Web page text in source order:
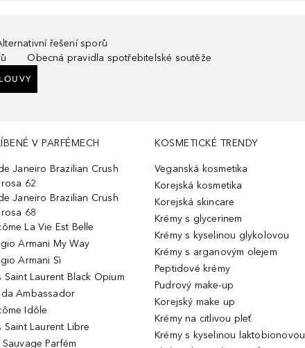
řešení sporů
Obecná pravidla spotřebitelské soutěže
V PARFÉMECH
Janeiro Brazilian Crush
62
Janeiro Brazilian Crush
68
La Vie Est Belle
Armani My Way
Armani Sì
Saint Laurent Black Opium
Ambassador
Idôle
Saint Laurent Libre
Parfém
KOSMETICKÉ TRENDY
Veganská kosmetika
Korejská kosmetika
Korejská skincare
Krémy s glycerinem
Krémy s kyselinou glykolovou
Krémy s arganovým olejem
Peptidové krémy
Pudrový make-up
Korejský make up
Krémy na citlivou pleť
Krémy s kyselinou laktobionovou